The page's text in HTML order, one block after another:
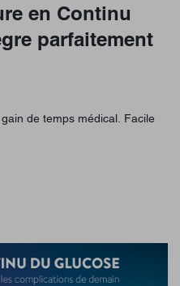
en Continu
parfaitement
de temps médical. Facile